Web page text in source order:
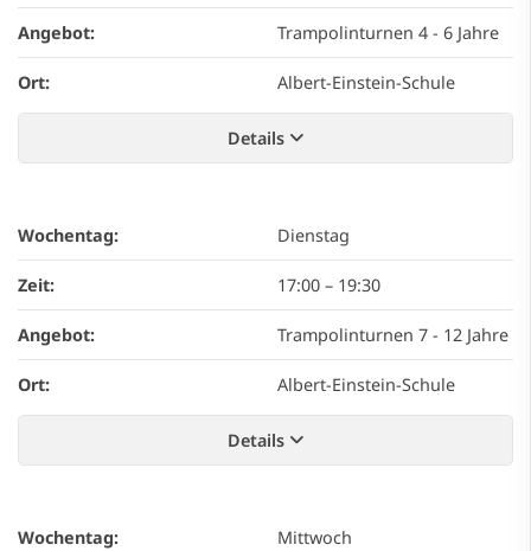
Angebot: Trampolinturnen 4 - 6 Jahre
Ort: Albert-Einstein-Schule
Details
Wochentag: Dienstag
Zeit: 17:00 – 19:30
Angebot: Trampolinturnen 7 - 12 Jahre
Ort: Albert-Einstein-Schule
Details
Wochentag: Mittwoch